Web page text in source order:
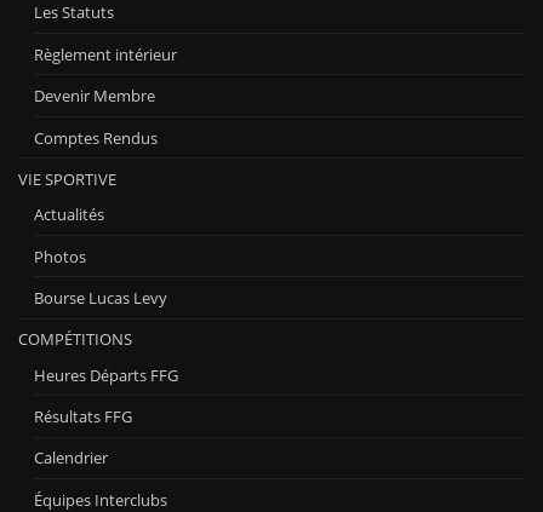
Les Statuts
Règlement intérieur
Devenir Membre
Comptes Rendus
VIE SPORTIVE
Actualités
Photos
Bourse Lucas Levy
COMPÉTITIONS
Heures Départs FFG
Résultats FFG
Calendrier
Équipes Interclubs